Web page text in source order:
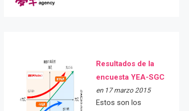
Resultados de la
encuesta YEA-SGC
en 17 marzo 2015
Estos son los